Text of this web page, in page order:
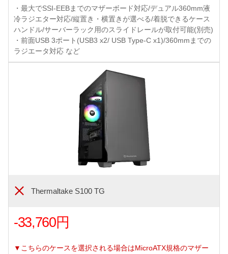
・最大でSSI-EEBまでのマザーボード対応/デュアル360mm液
冷ラジエター対応/縦置き・横置きが選べる/着脱できるケース
ハンドル/サーバーラック用のスライドレールが取付可能(別売)
・前面USB 3ポート(USB3 x2/ USB Type-C x1)/360mmまでの
ラジエータ対応 など
Thermaltake S100 TG
-33,760円
▼こちらのケースを選択される場合はMicroATX規格のマザー